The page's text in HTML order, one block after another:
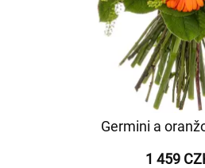
Germini a
1 459